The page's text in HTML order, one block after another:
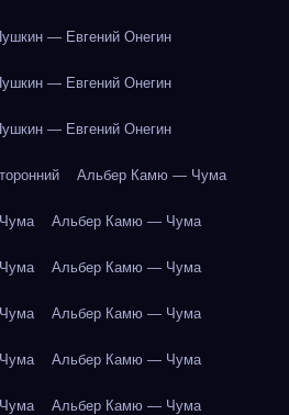
— Евгений Онегин
— Евгений Онегин
— Евгений Онегин
Альбер Камю — Чума
Альбер Камю — Чума
Альбер Камю — Чума
Альбер Камю — Чума
Альбер Камю — Чума
Альбер Камю — Чума